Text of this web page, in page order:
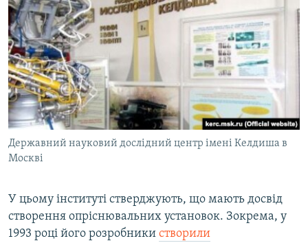
Державний науковий дослідний центр імені Келдиша в
Москві
У цьому інституті стверджують, що мають досвід
створення опріснювальних установок. Зокрема, у
1993 році його розробники створили